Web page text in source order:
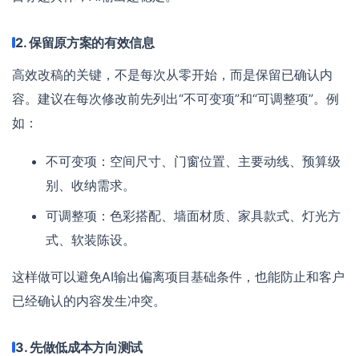
2. 保留原方案的有效信息
高效改稿的关键，不是每次从零开始，而是保留已确认内
容。建议在每次修改前先列出“不可变项”和“可调整项”。例
如：
不可变项：空间尺寸、门窗位置、主要动线、预算级
别、收纳需求。
可调整项：色彩搭配、墙面材质、家具款式、灯光方
式、软装陈设。
这样做可以避免AI输出偏离项目基础条件，也能防止和客户
已经确认的内容发生冲突。
3. 先做低成本方向测试